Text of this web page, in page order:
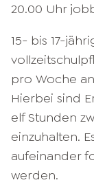
20.00 Uhr
15- bis 17-
pro Woche
Hierbei sind
elf Stunden
einzuhalten.
aufeinander
werden.